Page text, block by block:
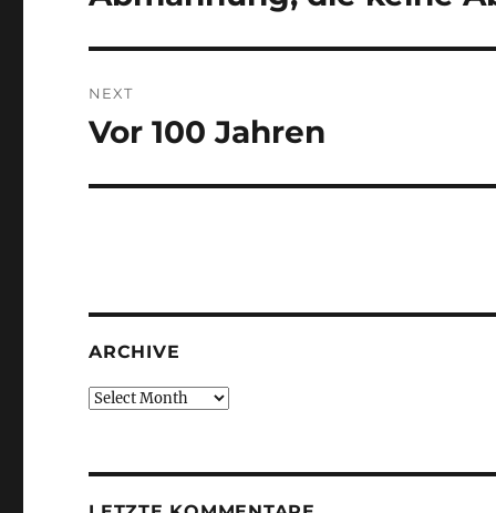
NEXT
Next
Vor 100 Jahren
ARCHIVE
Archive